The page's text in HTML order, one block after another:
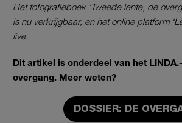
Het fotografieboek ‘Tweede lente, de
is nu verkrijgbaar, en het online platform
live.
Dit artikel is onderdeel van het
overgang. Meer weten?
DOSSIER: DE